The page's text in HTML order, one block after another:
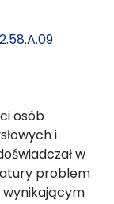
osób
i
w
problem